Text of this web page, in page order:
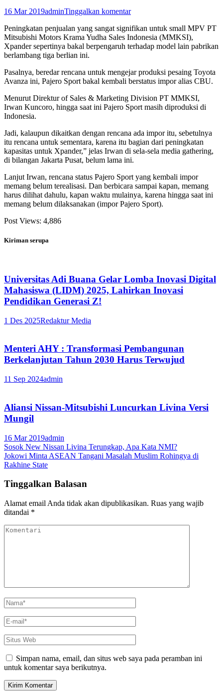
16 Mar 2019adminTinggalkan komentar
Peningkatan penjualan yang sangat signifikan untuk small MPV PT
Mitsubishi Motors Krama Yudha Sales Indonesia (MMKSI),
Xpander sepertinya bakal berpengaruh terhadap model lain pabrikan
berlambang tiga berlian ini.
Pasalnya, beredar rencana untuk mengejar produksi pesaing Toyota
Avanza ini, Pajero Sport bakal kembali berstatus impor alias CBU.
Menurut Direktur of Sales & Marketing Division PT MMKSI,
Irwan Kuncoro, hingga saat ini Pajero Sport masih diproduksi di
Indonesia.
Jadi, kalaupun dikaitkan dengan rencana ada impor itu, sebetulnya
itu rencana untuk sementara, karena itu bagian dari peningkatan
kapasitas untuk Xpander,” jelas Irwan di sela-sela media gathering,
di bilangan Jakarta Pusat, belum lama ini.
Lanjut Irwan, rencana status Pajero Sport yang kembali impor
memang belum terealisasi. Dan berbicara sampai kapan, memang
harus dilihat dahulu, kapan waktu mulainya, karena hingga saat ini
memang belum dilaksanakan (impor Pajero Sport).
Post Views: 4,886
Kiriman serupa
Universitas Adi Buana Gelar Lomba Inovasi Digital
Mahasiswa (LIDM) 2025, Lahirkan Inovasi
Pendidikan Generasi Z!
1 Des 2025Redaktur Media
Menteri AHY : Transformasi Pembangunan
Berkelanjutan Tahun 2030 Harus Terwujud
11 Sep 2024admin
Aliansi Nissan-Mitsubishi Luncurkan Livina Versi
Mungil
16 Mar 2019admin
Navigasi
pos
Sosok New Nissan Livina Terungkap, Apa Kata NMI?
Jokowi Minta ASEAN Tangani Masalah Muslim Rohingya di
Rakhine State
Tinggalkan Balasan
Alamat email Anda tidak akan dipublikasikan. Ruas yang wajib
ditandai *
Komentari
Nama*
E-
mail*
Situs
Web
Simpan nama, email, dan situs web saya pada peramban ini
untuk komentar saya berikutnya.